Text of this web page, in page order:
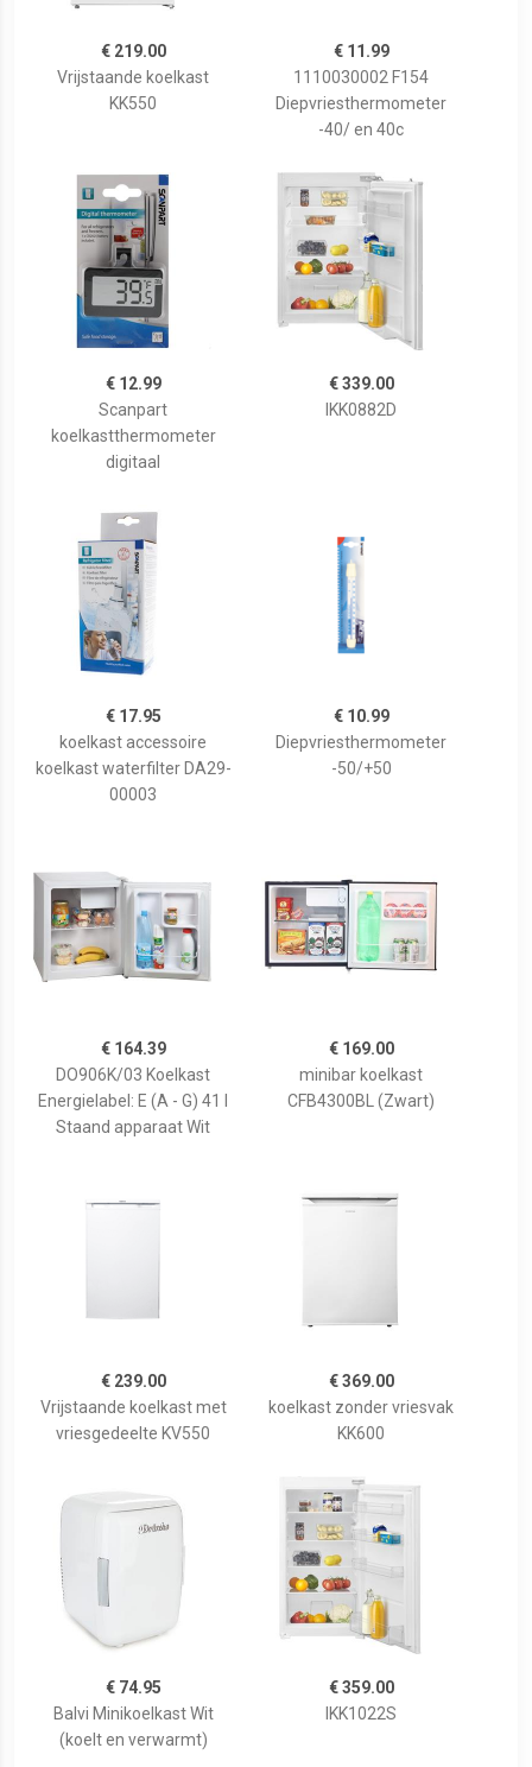
€ 219.00
Vrijstaande koelkast
KK550
€ 11.99
1110030002 F154
Diepvriesthermometer
-40/ en 40c
€ 12.99
Scanpart
koelkastthermometer
digitaal
€ 339.00
IKK0882D
€ 17.95
koelkast accessoire
koelkast waterfilter DA29-
00003
€ 10.99
Diepvriesthermometer
-50/+50
€ 164.39
DO906K/03 Koelkast
Energielabel: E (A - G) 41 l
Staand apparaat Wit
€ 169.00
minibar koelkast
CFB4300BL (Zwart)
€ 239.00
Vrijstaande koelkast met
vriesgedeelte KV550
€ 369.00
koelkast zonder vriesvak
KK600
€ 74.95
Balvi Minikoelkast Wit
(koelt en verwarmt)
€ 359.00
IKK1022S